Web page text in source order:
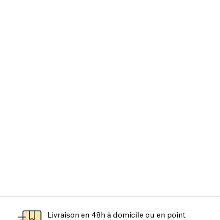
Livraison en 48h à domicile ou en point